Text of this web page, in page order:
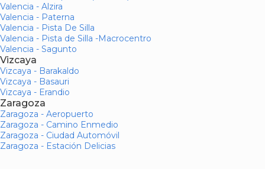
Valencia - Alzira
Valencia - Paterna
Valencia - Pista De Silla
Valencia - Pista de Silla -Macrocentro
Valencia - Sagunto
Vizcaya
Vizcaya - Barakaldo
Vizcaya - Basauri
Vizcaya - Erandio
Zaragoza
Zaragoza - Aeropuerto
Zaragoza - Camino Enmedio
Zaragoza - Ciudad Automóvil
Zaragoza - Estación Delicias